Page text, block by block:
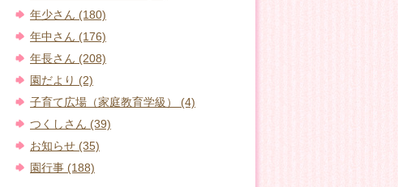
年少さん (180)
年中さん (176)
年長さん (208)
園だより (2)
子育て広場（家庭教育学級） (4)
つくしさん (39)
お知らせ (35)
園行事 (188)